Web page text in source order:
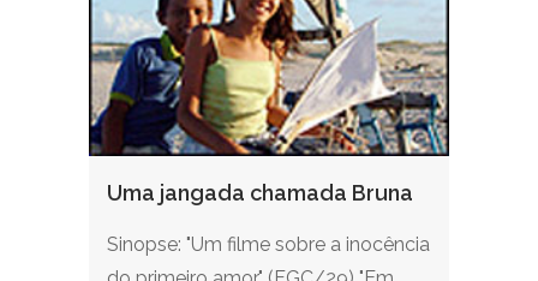
Uma jangada chamada Bruna
Sinopse: "Um filme sobre a inocência